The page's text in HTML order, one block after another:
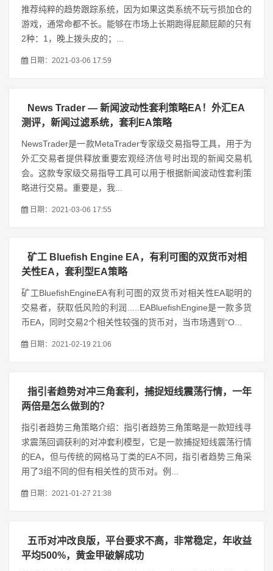
推荐纯粹的趋势跟踪系统，因为如果这类系统不玩亏损加仓的
游戏，通常命都不长。能够在市场上长期跑得屁颠屁颠的只有
2种：1，晚上拨头皮的；...
日期：2021-03-06 17:59
News Trader — 新闻波动性套利策略EA！外汇EA
测评，新闻过滤系统，套利EA策略
NewsTrader是一款MetaTrader专家级交易指导工具，用于为
外汇交易者提供释放重要宏观经济信号时出现的新闻交易机
会。这款专家级交易指导工具可以用于根据新闻波动性套利策
略进行交易。重要是，我...
日期：2021-03-06 17:55
矿工 Bluefish Engine EA，有利可图的双货币对相
关性EA，套利型EA策略
矿工BluefishEngineEA有利可图的双货币对相关性EA聪明的
交易者，获取低风险的利润.....EABluefishEngine是一款多货
币EA，同时交易2个相关性较强的货币对，当市场遇到“O...
日期：2021-02-19 21:06
指引者趋势对冲三角套利，捕捉短线震荡行情，一年
两倍是怎么做到的？
指引者趋势三角策略介绍：指引者趋势三角策略是一款短线寻
求震荡回调获利的对冲套利模型，它是一款捕捉短线震荡行情
的EA，但与传统的网格马丁类的EA不同，指引者趋势三角采
用了3组不同的但有相关性的货币对。例...
日期：2021-01-27 21:38
五币对冲改良版，平台要求不高，非常稳定，年收益
平均500%，黄金甲破解成功